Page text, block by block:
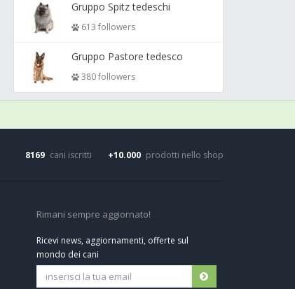
Gruppo Spitz tedeschi
613 followers
Gruppo Pastore tedesco
380 followers
8169 cani iscritti +10.000 prodotti nello shop
Rimani sempre aggiornato!
Ricevi news, aggiornamenti, offerte sul
mondo dei cani